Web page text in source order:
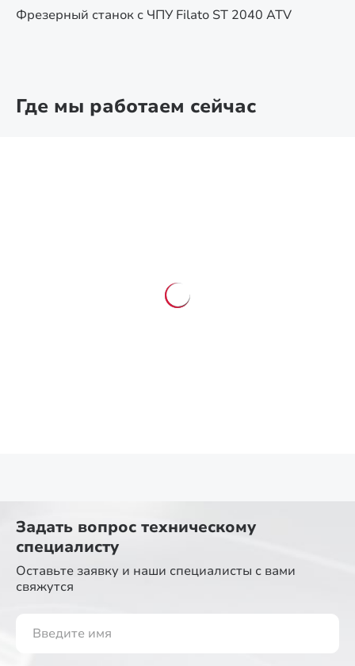
Фрезерный станок с ЧПУ Filato ST 2040 ATV
Где мы работаем сейчас
Задать вопрос техническому
специалисту
Оставьте заявку и наши специалисты с вами
свяжутся